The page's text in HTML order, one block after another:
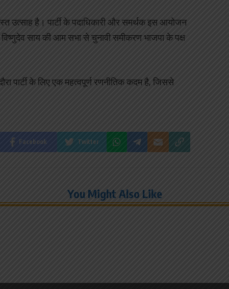
उत्साह है। पार्टी के पदाधिकारी और समर्थक इस आयोजन
साय की आम सभा से चुनावी समीकरण भाजपा के पक्ष
पार्टी के लिए एक महत्वपूर्ण रणनीतिक कदम है, जिससे
Facebook Twitter
You Might Also Like